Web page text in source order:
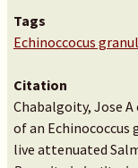
Tags
Echinoccocus
Citation
Chabalgoity, Jose
of an
live attenuated